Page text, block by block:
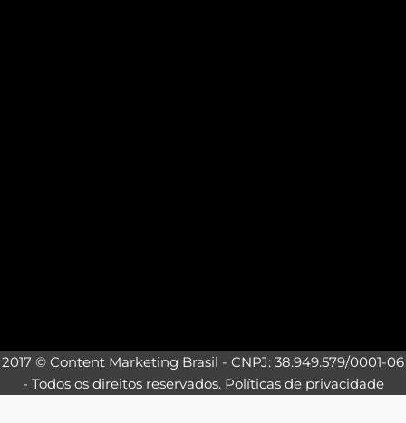
2017 © Content Marketing Brasil - CNPJ: 38.949.579/0001-06
- Todos os direitos reservados. Políticas de privacidade